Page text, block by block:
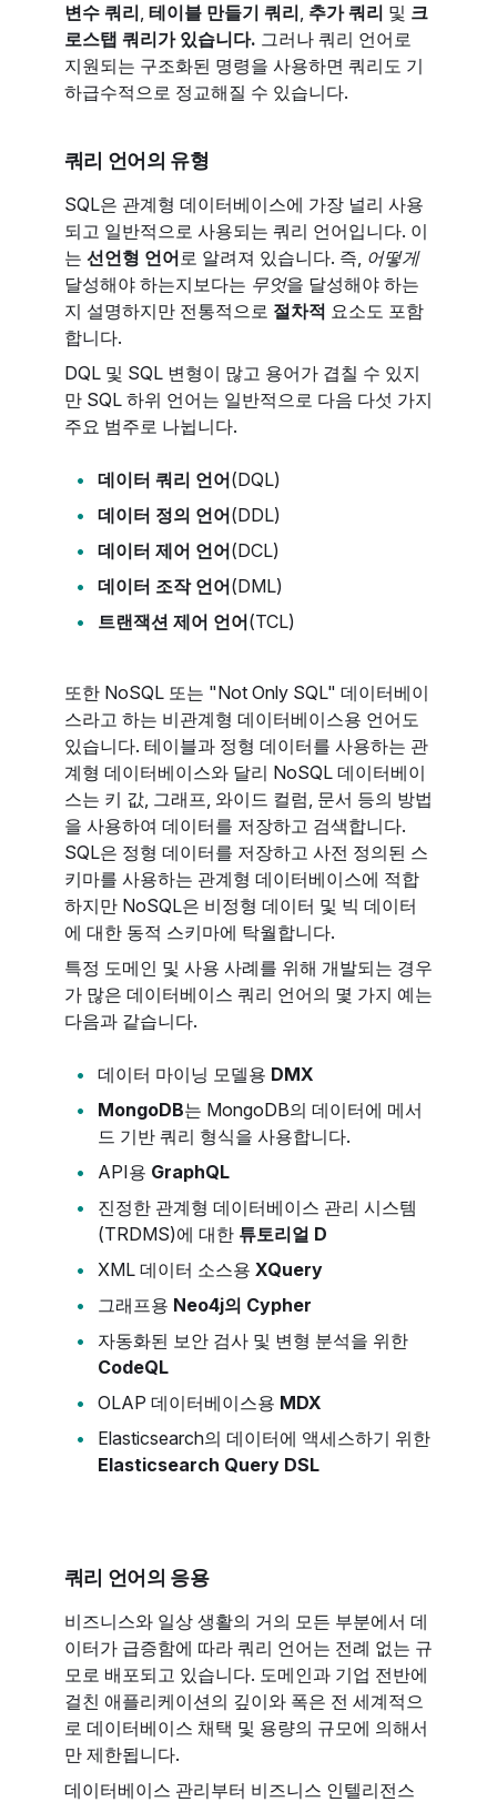
변수 쿼리, 테이블 만들기 쿼리, 추가 쿼리 및 크
로스탭 쿼리가 있습니다. 그러나 쿼리 언어로
지원되는 구조화된 명령을 사용하면 쿼리도 기
하급수적으로 정교해질 수 있습니다.
쿼리 언어의 유형
SQL은 관계형 데이터베이스에 가장 널리 사용
되고 일반적으로 사용되는 쿼리 언어입니다. 이
는 선언형 언어로 알려져 있습니다. 즉, 어떻게
달성해야 하는지보다는 무엇을 달성해야 하는
지 설명하지만 전통적으로 절차적 요소도 포함
합니다.
DQL 및 SQL 변형이 많고 용어가 겹칠 수 있지
만 SQL 하위 언어는 일반적으로 다음 다섯 가지
주요 범주로 나뉩니다.
데이터 쿼리 언어(DQL)
데이터 정의 언어(DDL)
데이터 제어 언어(DCL)
데이터 조작 언어(DML)
트랜잭션 제어 언어(TCL)
또한 NoSQL 또는 "Not Only SQL" 데이터베이
스라고 하는 비관계형 데이터베이스용 언어도
있습니다. 테이블과 정형 데이터를 사용하는 관
계형 데이터베이스와 달리 NoSQL 데이터베이
스는 키 값, 그래프, 와이드 컬럼, 문서 등의 방법
을 사용하여 데이터를 저장하고 검색합니다.
SQL은 정형 데이터를 저장하고 사전 정의된 스
키마를 사용하는 관계형 데이터베이스에 적합
하지만 NoSQL은 비정형 데이터 및 빅 데이터
에 대한 동적 스키마에 탁월합니다.
특정 도메인 및 사용 사례를 위해 개발되는 경우
가 많은 데이터베이스 쿼리 언어의 몇 가지 예는
다음과 같습니다.
데이터 마이닝 모델용 DMX
MongoDB는 MongoDB의 데이터에 메서
드 기반 쿼리 형식을 사용합니다.
API용 GraphQL
진정한 관계형 데이터베이스 관리 시스템
(TRDMS)에 대한 튜토리얼 D
XML 데이터 소스용 XQuery
그래프용 Neo4j의 Cypher
자동화된 보안 검사 및 변형 분석을 위한
CodeQL
OLAP 데이터베이스용 MDX
Elasticsearch의 데이터에 액세스하기 위한
Elasticsearch Query DSL
쿼리 언어의 응용
비즈니스와 일상 생활의 거의 모든 부분에서 데
이터가 급증함에 따라 쿼리 언어는 전례 없는 규
모로 배포되고 있습니다. 도메인과 기업 전반에
걸친 애플리케이션의 깊이와 폭은 전 세계적으
로 데이터베이스 채택 및 용량의 규모에 의해서
만 제한됩니다.
데이터베이스 관리부터 비즈니스 인텔리전스